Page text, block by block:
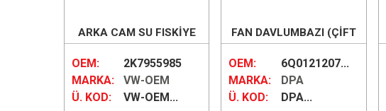
ARKA CAM SU FISKİYE
OEM:
2K7955985
MARKA:
VW-OEM
Ü. KOD:
VW-OEM...
FAN DAVLUMBAZI (ÇİFT
OEM:
6Q0121207...
MARKA:
DPA
Ü. KOD:
DPA...